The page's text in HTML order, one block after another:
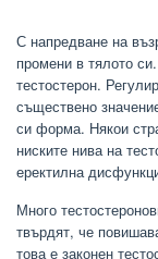
С напредване на
промени в тялото
тестостерон.
съществено
си форма. Някои
ниските нива на
еректилна
Много
твърдят, че
това е законен